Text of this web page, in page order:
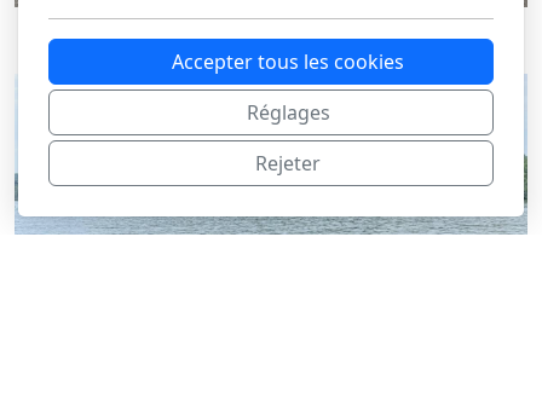
Accepter tous les cookies
Réglages
Rejeter